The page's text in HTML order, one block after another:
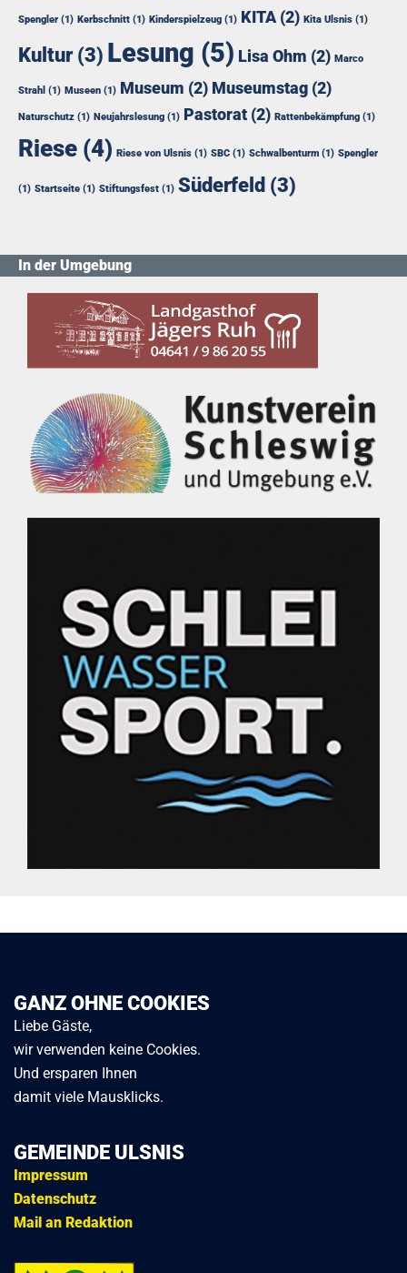
Spengler (1) Kerbschnitt (1) Kinderspielzeug (1) KITA (2) Kita Ulsnis (1)
Kultur (3) Lesung (5) Lisa Ohm (2) Marco
Strahl (1) Museen (1) Museum (2) Museumstag (2)
Naturschutz (1) Neujahrslesung (1) Pastorat (2) Rattenbekämpfung (1)
Riese (4) Riese von Ulsnis (1) SBC (1) Schwalbenturm (1) Spengler
(1) Startseite (1) Stiftungsfest (1) Süderfeld (3)
In der Umgebung
GANZ OHNE COOKIES
Liebe Gäste,
wir verwenden keine Cookies.
Und ersparen Ihnen
damit viele Mausklicks.
GEMEINDE ULSNIS
Impressum
Datenschutz
Mail an Redaktion